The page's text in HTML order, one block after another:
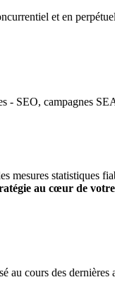
et en
- SEO, campagnes
mesures statistiques
au cœur de
au cours des dernières